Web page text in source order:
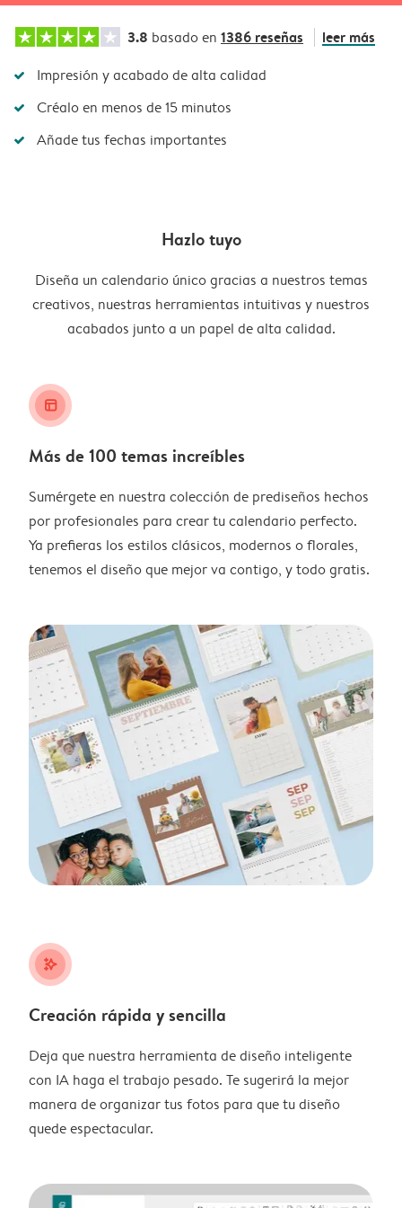
3.8 basado en 1386 reseñas leer más
Impresión y acabado de alta calidad
Créalo en menos de 15 minutos
Añade tus fechas importantes
Hazlo tuyo
Diseña un calendario único gracias a nuestros temas
creativos, nuestras herramientas intuitivas y nuestros
acabados junto a un papel de alta calidad.
layout_alt
Más de 100 temas increíbles
Sumérgete en nuestra colección de prediseños hechos
por profesionales para crear tu calendario perfecto.
Ya prefieras los estilos clásicos, modernos o florales,
tenemos el diseño que mejor va contigo, y todo gratis.
stars_plus
Creación rápida y sencilla
Deja que nuestra herramienta de diseño inteligente
con IA haga el trabajo pesado. Te sugerirá la mejor
manera de organizar tus fotos para que tu diseño
quede espectacular.